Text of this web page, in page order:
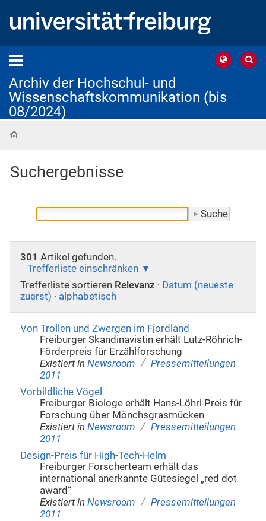
Archiv der Hochschul- und
Wissenschaftskommunikation (bis
08/2024)
Suchergebnisse
301 Artikel gefunden.
Trefferliste einschränken
Trefferliste sortieren Relevanz · Datum (neueste
zuerst) · alphabetisch
Von Trollen und Zwergen im Fjordland
Freiburger Skandinavistin erhält Lutz-Röhrich-
Förderpreis für Erzählforschung
Existiert in Newsroom / Pressemitteilungen
2011
Vorbildliche Vögel
Freiburger Biologe erhält Hans-Löhrl Preis für
Forschung über Mönchsgrasmücken
Existiert in Newsroom / Pressemitteilungen
2011
Design-Preis für High-Tech-Helm
Freiburger Forscherteam erhält das
international anerkannte Gütesiegel „red dot
award“
Existiert in Newsroom / Pressemitteilungen
2011